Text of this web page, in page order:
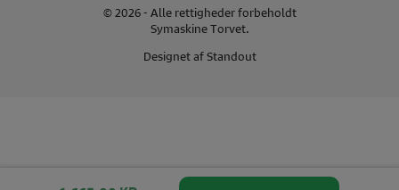
© 2026 - Alle rettigheder forbeholdt
Symaskine Torvet.
Designet afStandout